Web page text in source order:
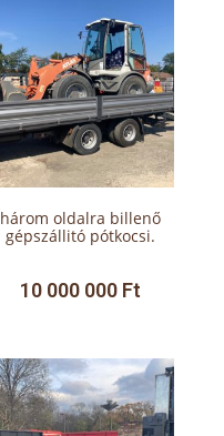
három oldalra billenő
gépszállitó pótkocsi.
10 000 000 Ft